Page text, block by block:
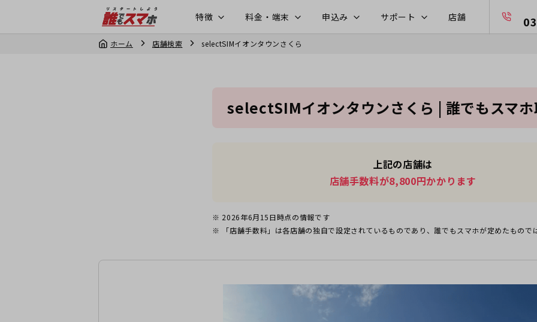
特徴 料金・端末 申込み サポート 店舗
ホーム 店舗検索 selectSIMイオンタウンさくら
selectSIMイオンタウンさくら | 誰でもスマ
上記の店舗は
店舗手数料が8,800円かかります
2026年6月15日時点の情報です
「店舗手数料」は各店舗の独自で設定されているものであり、誰でもスマホが定めたもので